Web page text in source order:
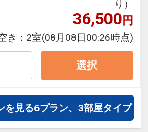
ートパークプラザ（イベン
歩約1分）
ろしま（商業施設）（徒歩
店、NTTクレドホール、パ
約1分）
ンアリーナ（徒歩約3分）
歩約8分）
最適なプランです。
ｉ＆有線ＬＡＮ完備！ 無
ネットをご利用頂けます
完備
り）
36,500円
き： 2室(08月08日00:26時点)
選択
を見る6プラン、3部屋タイプ